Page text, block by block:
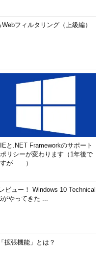
フィルタリング（上級編）
IEと.NET Frameworkのサポート
ポリシーが変わります（1年後で
すが……）
ビュー！ Windows 10 Technical
がやってきた ...
拡張機能」とは？